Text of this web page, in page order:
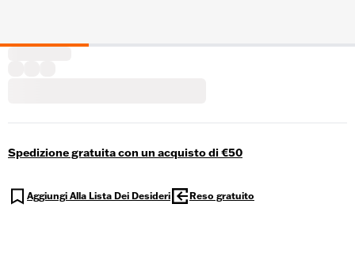
Spedizione gratuita con un acquisto di €50
Aggiungi Alla Lista Dei Desideri Reso gratuito